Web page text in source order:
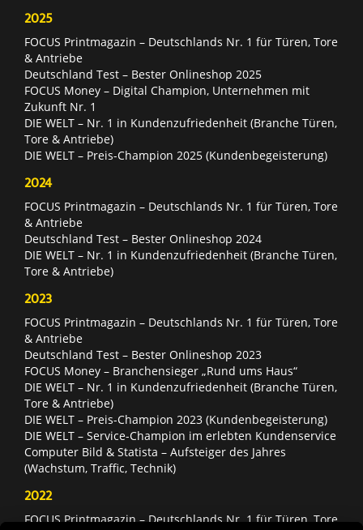
2025
FOCUS Printmagazin – Deutschlands Nr. 1 für Türen, Tore
& Antriebe
Deutschland Test – Bester Onlineshop 2025
FOCUS Money – Digital Champion, Unternehmen mit
Zukunft Nr. 1
DIE WELT – Nr. 1 in Kundenzufriedenheit (Branche Türen,
Tore & Antriebe)
DIE WELT – Preis-Champion 2025 (Kundenbegeisterung)
2024
FOCUS Printmagazin – Deutschlands Nr. 1 für Türen, Tore
& Antriebe
Deutschland Test – Bester Onlineshop 2024
DIE WELT – Nr. 1 in Kundenzufriedenheit (Branche Türen,
Tore & Antriebe)
2023
FOCUS Printmagazin – Deutschlands Nr. 1 für Türen, Tore
& Antriebe
Deutschland Test – Bester Onlineshop 2023
FOCUS Money – Branchensieger „Rund ums Haus“
DIE WELT – Nr. 1 in Kundenzufriedenheit (Branche Türen,
Tore & Antriebe)
DIE WELT – Preis-Champion 2023 (Kundenbegeisterung)
DIE WELT – Service-Champion im erlebten Kundenservice
Computer Bild & Statista – Aufsteiger des Jahres
(Wachstum, Traffic, Technik)
2022
FOCUS Printmagazin – Deutschlands Nr. 1 für Türen, Tore